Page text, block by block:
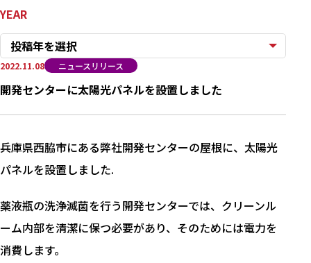
YEAR
投稿年を選択
開発センターに太陽光パネルを設置しました
2022.11.08 ニュースリリース
兵庫県西脇市にある弊社開発センターの屋根に、太陽光
パネルを設置しました.
薬液瓶の洗浄滅菌を行う開発センターでは、クリーンル
ーム内部を清潔に保つ必要があり、そのためには電力を
消費します。